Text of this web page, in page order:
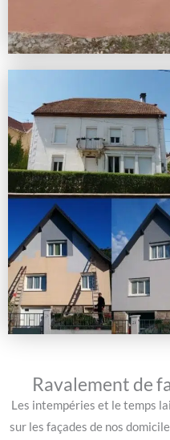
Ravalement de
Les intempéries et le temps
sur les façades de nos